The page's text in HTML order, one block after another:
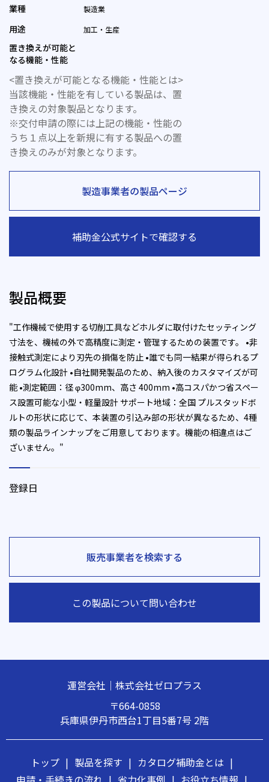
業種 製造業
用途 加工・生産
置き換えが可能と
なる機能・性能
<置き換えが可能となる機能・性能とは>
当該機能・性能を有している製品は、置
き換えの対象製品となります。
※交付申請の際には上記の機能・性能の
うち１点以上を新規に有する製品への置
き換えのみが対象となります。
製造事業者の製品ページ
補助金公式サイトで確認する
製品概要
"工作機械で使用する切削工具などホルダに取付けたセッティング
寸法を、機械の外で高精度に測定・管理するための装置です。 •非
接触式測定により刃先の損傷を防止 •誰でも同一結果が得られるプ
ログラム化設計 •自社開発製品のため、納入後のカスタマイズが可
能 •測定範囲：径 φ300mm、高さ 400mm •高コスパかつ省スペー
ス設置可能な小型・軽量設計 サポート地域：全国 プルスタッドボ
ルトの形状に応じて、本装置の引込み部の形状が異なるため、4種
類の製品ラインナップをご用意しております。機能の相違点はご
ざいません。"
登録日
販売事業者を検索する
この製品について問い合わせ
運営会社｜株式会社ゼロプラス
〒664-0858
兵庫県伊丹市西台1丁目5番7号 2階
トップ | 製品を探す | カタログ補助金とは |